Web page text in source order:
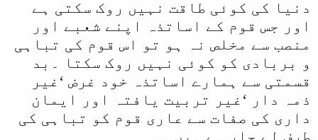
دنیا کی کوئی طاقت نہیں روک سکتی ہے
اور جس قوم کے اساتذہ اپنے شعبے اور
منصب سے مخلص نہ ہو تو اس قوم کی تباہی
و بربادی کو کوئی نہیں روک سکتا ۔بد
قسمتی سے ہمارے اساتذہ خود غرض ‘غیر
ذمہ دار ‘غیر تربیت یافتہ اور ایمان
داری کی صفات سے عاری قوم کو تباہی کی
طرف لے جار ہے ہیں ۔